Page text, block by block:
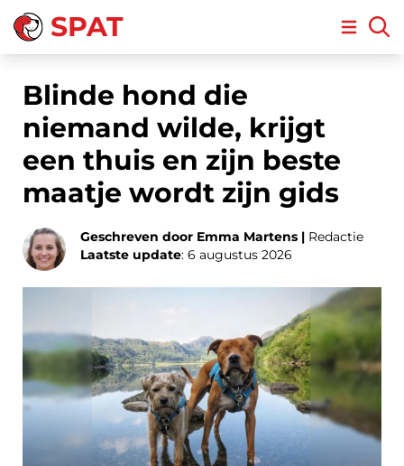
SPAT Open
Blinde hond die
niemand wilde, krijgt
een thuis en zijn beste
maatje wordt zijn gids
Geschreven door Emma Martens | Redactie
Laatste update: 6 augustus 2026